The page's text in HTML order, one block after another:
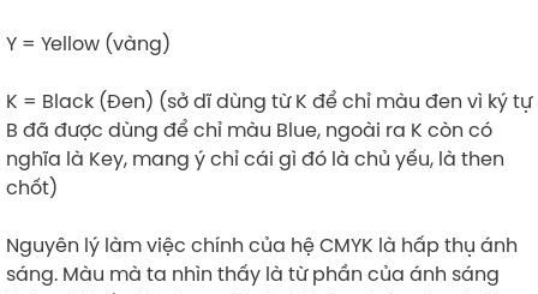
Y = Yellow (vàng)
K = Black (Đen) (sở dĩ dùng từ K để chỉ màu đen vì ký tự
B đã được dùng để chỉ màu Blue, ngoài ra K còn có
nghĩa là Key, mang ý chỉ cái gì đó là chủ yếu, là then
chốt)
Nguyên lý làm việc chính của hệ CMYK là hấp thụ ánh
sáng. Màu mà ta nhìn thấy là từ phần của ánh sáng